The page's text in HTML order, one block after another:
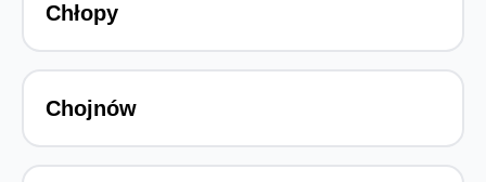
Chłopy
Chojnów